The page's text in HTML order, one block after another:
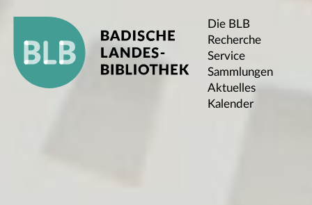
Die BLB
Recherche
Service
Sammlungen
Aktuelles
Kalender